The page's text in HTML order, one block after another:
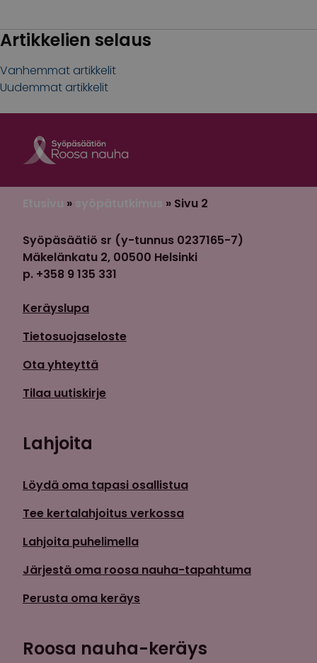
Artikkelien selaus
Vanhemmat artikkelit
Uudemmat artikkelit
» » Sivu 2
Syöpäsäätiö sr (y-tunnus 0237165-7)
Mäkelänkatu 2, 00500 Helsinki
p. +358 9 135 331
Keräyslupa
Tietosuojaseloste
Ota yhteyttä
Tilaa uutiskirje
Lahjoita
Löydä oma tapasi osallistua
Tee kertalahjoitus verkossa
Lahjoita puhelimella
Järjestä oma roosa nauha-tapahtuma
Perusta oma keräys
Roosa nauha-keräys